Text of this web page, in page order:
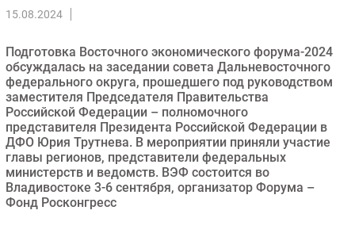
Кадры
Регулирование
Финансы
Web
Безопасность
Инновации
CIO/Управление ИТ
Гаджеты
15.08.2024
Подготовка Восточного экономического форума-2024
обсуждалась на заседании совета Дальневосточного
федерального округа, прошедшего под руководством
заместителя Председателя Правительства
Российской Федерации – полномочного
представителя Президента Российской Федерации в
ДФО Юрия Трутнева. В мероприятии приняли участие
главы регионов, представители федеральных
министерств и ведомств. ВЭФ состоится во
Владивостоке 3-6 сентября, организатор Форума –
Фонд Росконгресс